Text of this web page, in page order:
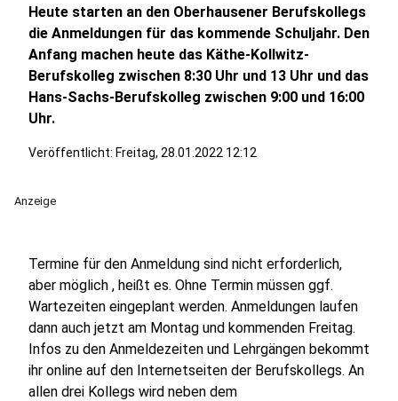
Heute starten an den Oberhausener Berufskollegs
die Anmeldungen für das kommende Schuljahr. Den
Anfang machen heute das Käthe-Kollwitz-
Berufskolleg zwischen 8:30 Uhr und 13 Uhr und das
Hans-Sachs-Berufskolleg zwischen 9:00 und 16:00
Uhr.
Veröffentlicht: Freitag, 28.01.2022 12:12
Anzeige
Termine für den Anmeldung sind nicht erforderlich,
aber möglich , heißt es. Ohne Termin müssen ggf.
Wartezeiten eingeplant werden. Anmeldungen laufen
dann auch jetzt am Montag und kommenden Freitag.
Infos zu den Anmeldezeiten und Lehrgängen bekommt
ihr online auf den Internetseiten der Berufskollegs. An
allen drei Kollegs wird neben dem